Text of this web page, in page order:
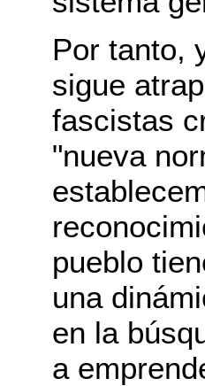
Por tanto,
sigue
fascistas
"nueva
pueblo
una
en la
a